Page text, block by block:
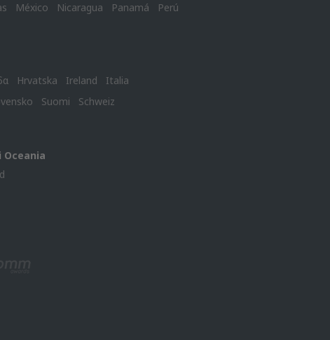
México Nicaragua Panamá
Perú
Hrvatska Ireland
Italia
Suomi
Schweiz